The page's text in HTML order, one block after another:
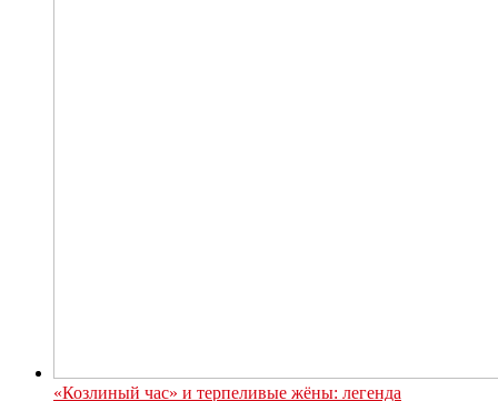
«Козлиный час» и терпеливые жёны: легенда